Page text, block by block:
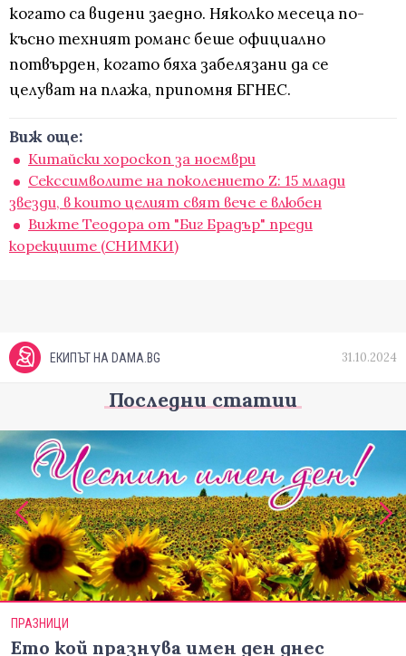
когато са видени заедно. Няколко месеца по-
късно техният романс беше официално
потвърден, когато бяха забелязани да се
целуват на плажа, припомня БГНЕС.
Виж още:
Китайски хороскоп за ноември
Секссимволите на поколението Z: 15 млади
звезди, в които целият свят вече е влюбен
Вижте Теодора от "Биг Брадър" преди
корекциите (СНИМКИ)
ЕКИПЪТ НА DAMA.BG 31.10.2024
Последни статии
ПРАЗНИЦИ
Ето кой празнува имен ден днес